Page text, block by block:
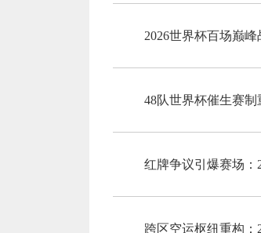
2026世界杯百场巅
48队世界杯催生赛
红牌争议引爆赛场：
跨区空运枢纽重构